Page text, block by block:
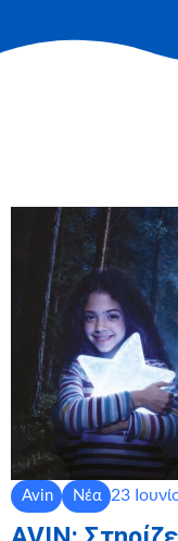
Avin Νέα 23